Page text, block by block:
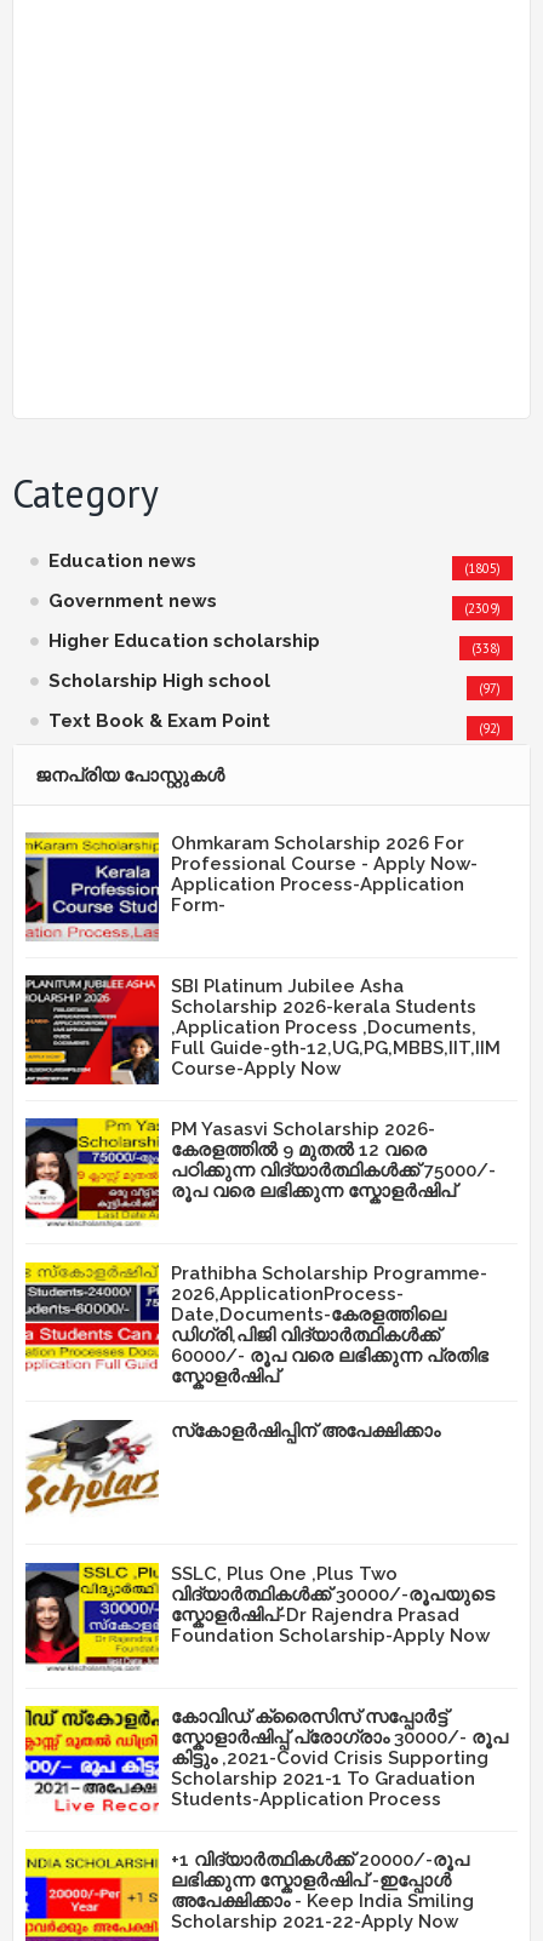
Category
Education news (1805)
Government news (2309)
Higher Education scholarship (338)
Scholarship High school (97)
Text Book & Exam Point (92)
ജനപ്രിയ പോസ്റ്റുകള്‍‌
Ohmkaram Scholarship 2026 For
Professional Course - Apply Now-
Application Process-Application
Form-
SBI Platinum Jubilee Asha
Scholarship 2026-kerala Students
,Application Process ,Documents,
Full Guide-9th-12,UG,PG,MBBS,IIT,IIM
Course-Apply Now
PM Yasasvi Scholarship 2026-
കേരളത്തിൽ 9 മുതൽ 12 വരെ
പഠിക്കുന്ന വിദ്യാർത്ഥികൾക്ക് 75000/-
രൂപ വരെ ലഭിക്കുന്ന സ്കോളർഷിപ്
Prathibha Scholarship Programme-
2026,ApplicationProcess-
Date,Documents-കേരളത്തിലെ
ഡിഗ്രി,പിജി വിദ്യാർത്ഥികൾക്ക്
60000/- രൂപ വരെ ലഭിക്കുന്ന പ്രതിഭ
സ്കോളർഷിപ്
സ്‌കോളർഷിപ്പിന് അപേക്ഷിക്കാം
SSLC, Plus One ,Plus Two
വിദ്യാർത്ഥികൾക്ക് 30000/-രൂപയുടെ
സ്കോളർഷിപ്-Dr Rajendra Prasad
Foundation Scholarship-Apply Now
കോവിഡ് ക്രൈസിസ് സപ്പോർട്ട്
സ്കോളാർഷിപ്പ് പ്രോഗ്രാം 30000/- രൂപ
കിട്ടും ,2021-Covid Crisis Supporting
Scholarship 2021-1 To Graduation
Students-Application Process
+1 വിദ്യാർത്ഥികൾക്ക് 20000/-രൂപ
ലഭിക്കുന്ന സ്കോളർഷിപ് -ഇപ്പോൾ
അപേക്ഷിക്കാം - Keep India Smiling
Scholarship 2021-22-Apply Now